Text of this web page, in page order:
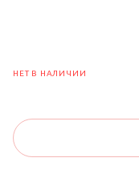
НЕТ В НАЛИЧИИ